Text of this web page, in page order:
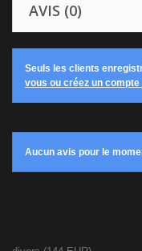
AVIS (0)
Seuls les clients
vous ou créez un compte
Aucun avis pour le